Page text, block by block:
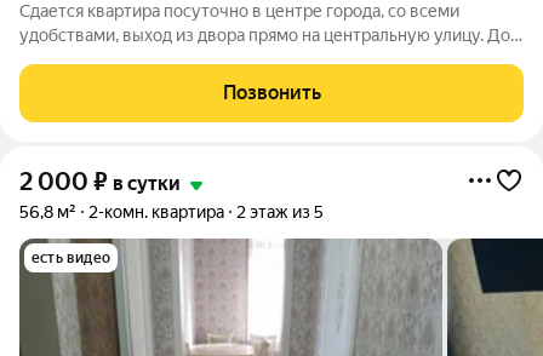
Сдается квартира посуточно в центре города, со всеми
удобствами, выход из двора прямо на центральную улицу. До
новой мебелью, комнаты просторные, в спальне кровать
180/200, в зале большой
Позвонить
2 000 ₽ в сутки
56,8 м² 2-комн. квартира 2 этаж из 5
есть видео